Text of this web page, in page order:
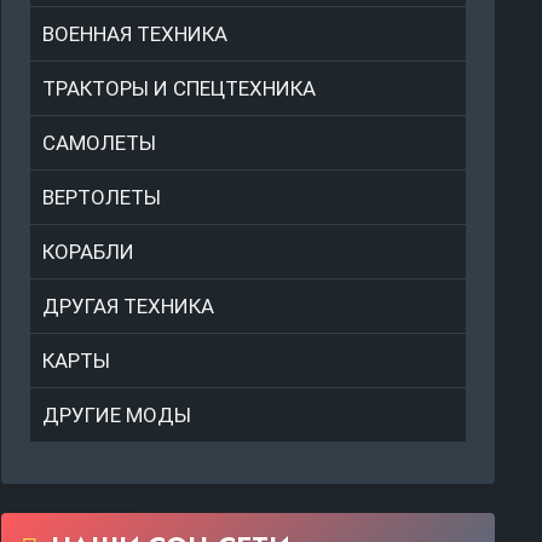
ВОЕННАЯ ТЕХНИКА
ТРАКТОРЫ И СПЕЦТЕХНИКА
САМОЛЕТЫ
ВЕРТОЛЕТЫ
КОРАБЛИ
ДРУГАЯ ТЕХНИКА
КАРТЫ
ДРУГИЕ МОДЫ